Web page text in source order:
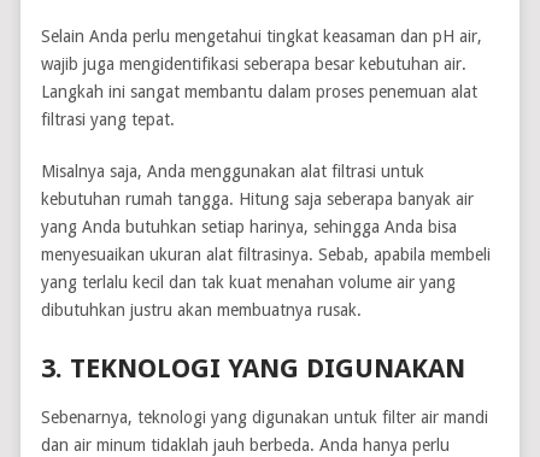
Selain Anda perlu mengetahui tingkat keasaman dan pH air,
wajib juga mengidentifikasi seberapa besar kebutuhan air.
Langkah ini sangat membantu dalam proses penemuan alat
filtrasi yang tepat.
Misalnya saja, Anda menggunakan alat filtrasi untuk
kebutuhan rumah tangga. Hitung saja seberapa banyak air
yang Anda butuhkan setiap harinya, sehingga Anda bisa
menyesuaikan ukuran alat filtrasinya. Sebab, apabila membeli
yang terlalu kecil dan tak kuat menahan volume air yang
dibutuhkan justru akan membuatnya rusak.
3. TEKNOLOGI YANG DIGUNAKAN
Sebenarnya, teknologi yang digunakan untuk filter air mandi
dan air minum tidaklah jauh berbeda. Anda hanya perlu